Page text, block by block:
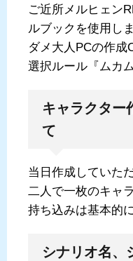
ご近所メルヒェン
ルブックを使用しま
ダメ大人PCの作成
選択ルール『ムカ
キャラクター
て
当日作成していた
二人で一枚のキャ
持ち込みは基本的
シナリオ名、